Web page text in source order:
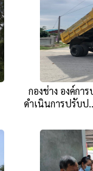
กองช่าง องค์กา
ดำเนินการปรับป